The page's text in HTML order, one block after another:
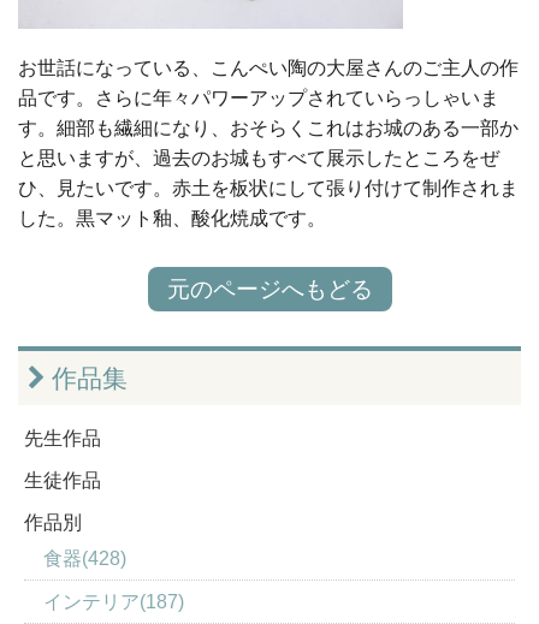
お世話になっている、こんぺい陶の大屋さんのご主人の作
品です。さらに年々パワーアップされていらっしゃいま
す。細部も繊細になり、おそらくこれはお城のある一部か
と思いますが、過去のお城もすべて展示したところをぜ
ひ、見たいです。赤土を板状にして張り付けて制作されま
した。黒マット釉、酸化焼成です。
元のページへもどる
作品集
先生作品
生徒作品
作品別
食器(428)
インテリア(187)